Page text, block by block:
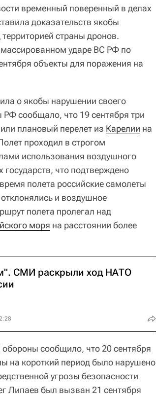
временный поверенный в делах
доказательств якобы
страны дронов.
ударе ВС РФ по
объекты для поражения на
о якобы нарушении своего
сообщало, что 19 сентября три
плановый перелет из Карелии на
проходил в строгом
использования воздушного
государств, что подтверждено
полета российские самолеты
и воздушное
полета пролегал над
моря на расстоянии более
СМИ раскрыли ход НАТО
сообщило, что 20 сентября
на короткий период было нарушено
угрозы безопасности
Липаев был вызван 21 сентября